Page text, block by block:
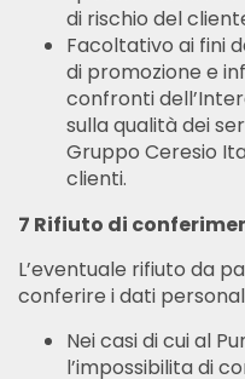
di rischio del
Facoltativo ai fini
di promozione e
confronti
sulla qualità dei
Gruppo Ceresio
clienti.
7 Rifiuto di
L’eventuale rifiuto da
conferire i dati
Nei casi di cui al
l’impossibilita di